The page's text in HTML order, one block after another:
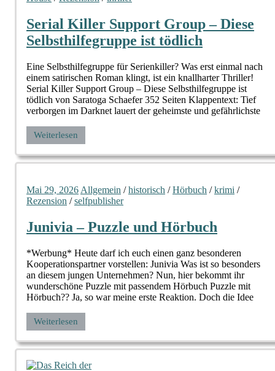
Serial Killer Support Group – Diese
Selbsthilfegruppe ist tödlich
Eine Selbsthilfegruppe für Serienkiller? Was erst einmal nach
einem satirischen Roman klingt, ist ein knallharter Thriller!
Serial Killer Support Group – Diese Selbsthilfegruppe ist
tödlich von Saratoga Schaefer 352 Seiten Klappentext: Tief
verborgen im Darknet lauert der geheimste und gefährlichste
Weiterlesen
Mai 29, 2026 Allgemein /historisch /Hörbuch /krimi /
Rezension /selfpublisher
Junivia – Puzzle und Hörbuch
*Werbung* Heute darf ich euch einen ganz besonderen
Kooperationspartner vorstellen: Junivia Was ist so besonders
an diesem jungen Unternehmen? Nun, hier bekommt ihr
wunderschöne Puzzle mit passendem Hörbuch Puzzle mit
Hörbuch?? Ja, so war meine erste Reaktion. Doch die Idee
Weiterlesen